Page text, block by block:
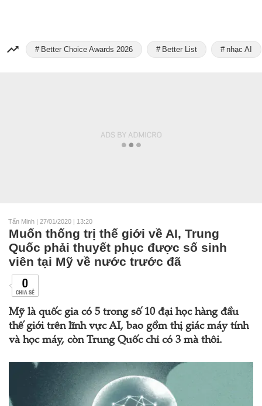
Better Choice Awards 2026 Better List nhạc AI
Tấn Minh | 27/01/2020 | 13:20
Muốn thống trị thế giới về AI, Trung
Quốc phải thuyết phục được số sinh
viên tại Mỹ về nước trước đã
0
CHIA SẺ
Mỹ là quốc gia có 5 trong số 10 đại học hàng đầu
thế giới trên lĩnh vực AI, bao gồm thị giác máy tính
và học máy, còn Trung Quốc chỉ có 3 mà thôi.